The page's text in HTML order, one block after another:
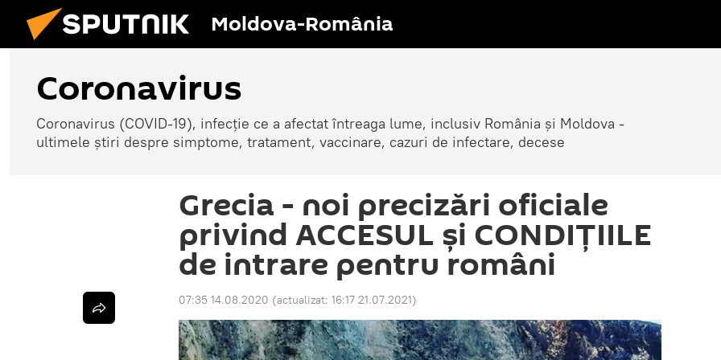
Moldova-România
Coronavirus
Coronavirus (COVID-19), infecție ce a afectat întreaga lume, inclusiv România și Moldova -
ultimele știri despre simptome, tratament, vaccinare, cazuri de infectare, decese
Grecia - noi precizări oficiale
privind ACCESUL și CONDIȚIILE
de intrare pentru români
07:35 14.08.2020 (actualizat: 16:17 21.07.2021)